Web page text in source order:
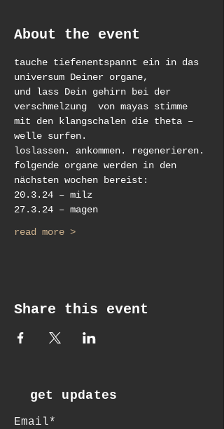
About the event
tauche tiefenentspannt ein in das
universum Deiner organe,
und lass Dein gehirn bei der
verschmelzung  von mayas stimme
mit den klangschalen die theta –
welle surfen.
loslassen. ankommen. regenerieren.
folgende organe werden in den
nächsten wochen bereist:
20.3.24 – milz
27.3.24 – magen
read more >
Share this event
get updates
Email*